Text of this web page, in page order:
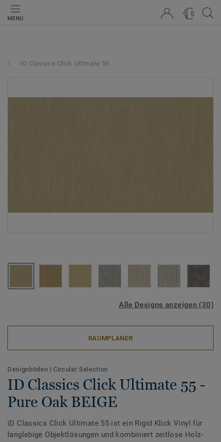
MENU
0
ID Classics Click Ultimate 55
Alle Designs anzeigen (30)
RAUMPLANER
Designböden | Circular Selection
ID Classics Click Ultimate 55 -
Pure Oak BEIGE
iD Classics Click Ultimate 55 ist ein Rigid Klick Vinyl für
langlebige Objektlösungen und kombiniert zeitlose Holz-